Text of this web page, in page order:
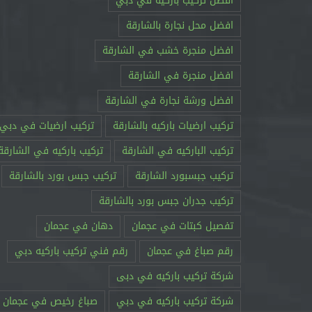
افضل محل نجارة بالشارقة
افضل منجرة خشب في الشارقة
افضل منجرة في الشارقة
افضل ورشة نجارة في الشارقة
تركيب ارضيات باركيه بالشارقة
تركيب ارضيات في دبي
تركيب الباركيه في الشارقة
تركيب باركيه في
تركيب جبسبورد الشارقة
تركيب جبس بورد بالشارقة
تركيب جدران جبس بورد بالشارقة
تفصيل كبتات في عجمان
دهان في عجمان
رقم صباغ في عجمان
رقم فني تركيب باركيه دبي
شركة تركيب باركيه في دبى
شركة تركيب باركيه في دبي
صباغ رخيص في عجمان